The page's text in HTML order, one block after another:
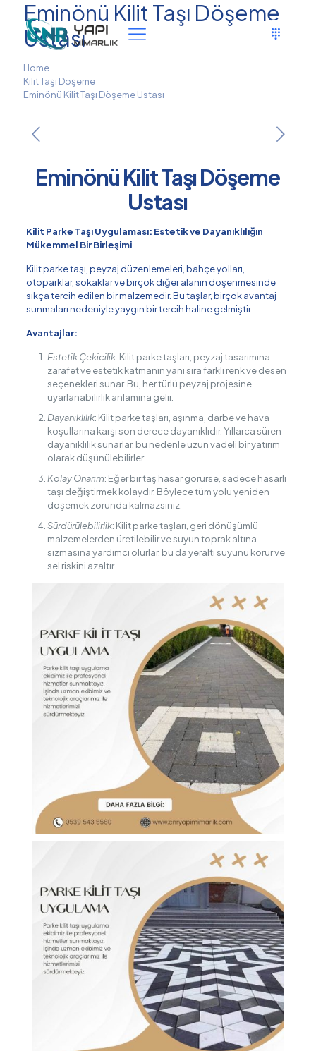
Eminönü Kilit Taşı Döşeme
Ustası
Home
Kilit Taşı Döşeme
Eminönü Kilit Taşı Döşeme Ustası
Eminönü Kilit Taşı Döşeme
Ustası
Kilit Parke Taşı Uygulaması: Estetik ve Dayanıklılığın
Mükemmel Bir Birleşimi
Kilit parke taşı, peyzaj düzenlemeleri, bahçe yolları,
otoparklar, sokaklar ve birçok diğer alanın döşenmesinde
sıkça tercih edilen bir malzemedir. Bu taşlar, birçok avantaj
sunmaları nedeniyle yaygın bir tercih haline gelmiştir.
Avantajlar:
Estetik Çekicilik: Kilit parke taşları, peyzaj tasarımına
zarafet ve estetik katmanın yanı sıra farklı renk ve desen
seçenekleri sunar. Bu, her türlü peyzaj projesine
uyarlanabilirlik anlamına gelir.
Dayanıklılık: Kilit parke taşları, aşınma, darbe ve hava
koşullarına karşı son derece dayanıklıdır. Yıllarca süren
dayanıklılık sunarlar, bu nedenle uzun vadeli bir yatırım
olarak düşünülebilirler.
Kolay Onarım: Eğer bir taş hasar görürse, sadece hasarlı
taşı değiştirmek kolaydır. Böylece tüm yolu yeniden
döşemek zorunda kalmazsınız.
Sürdürülebilirlik: Kilit parke taşları, geri dönüşümlü
malzemelerden üretilebilir ve suyun toprak altına
sızmasına yardımcı olurlar, bu da yeraltı suyunu korur ve
sel riskini azaltır.